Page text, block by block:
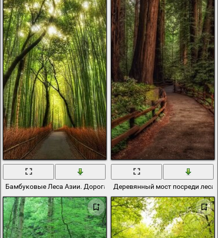
Бамбуковые Леса Азии. Дорога через лесДеревянный мост посреди леса